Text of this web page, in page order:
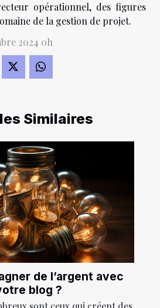
Similaires
de l’argent avec
blog ?
opérationnel, des figures
de la gestion de projet.
2024 0h